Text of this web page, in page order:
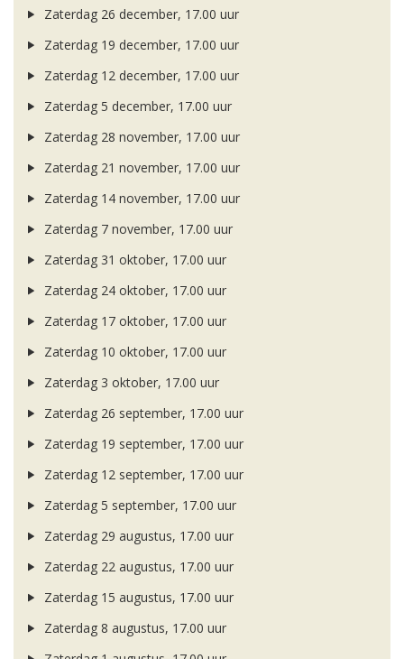
Zaterdag 26 december, 17.00 uur
Zaterdag 19 december, 17.00 uur
Zaterdag 12 december, 17.00 uur
Zaterdag 5 december, 17.00 uur
Zaterdag 28 november, 17.00 uur
Zaterdag 21 november, 17.00 uur
Zaterdag 14 november, 17.00 uur
Zaterdag 7 november, 17.00 uur
Zaterdag 31 oktober, 17.00 uur
Zaterdag 24 oktober, 17.00 uur
Zaterdag 17 oktober, 17.00 uur
Zaterdag 10 oktober, 17.00 uur
Zaterdag 3 oktober, 17.00 uur
Zaterdag 26 september, 17.00 uur
Zaterdag 19 september, 17.00 uur
Zaterdag 12 september, 17.00 uur
Zaterdag 5 september, 17.00 uur
Zaterdag 29 augustus, 17.00 uur
Zaterdag 22 augustus, 17.00 uur
Zaterdag 15 augustus, 17.00 uur
Zaterdag 8 augustus, 17.00 uur